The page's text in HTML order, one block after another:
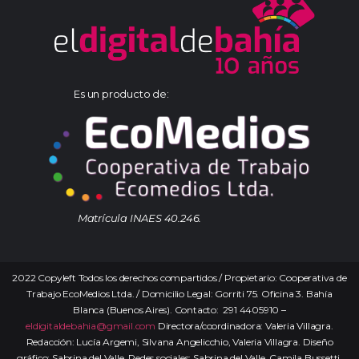
Es un producto de:
Matrícula INAES 40.246.
2022 Copyleft Todos los derechos compartidos / Propietario: Cooperativa de
Trabajo EcoMedios Ltda. / Domicilio Legal: Gorriti 75. Oficina 3. Bahía
Blanca (Buenos Aires). Contacto: 291 4405910 –
eldigitaldebahia@gmail.com Directora/coordinadora: Valeria Villagra.
Redacción: Lucía Argemi, Silvana Angelicchio, Valeria Villagra. Diseño